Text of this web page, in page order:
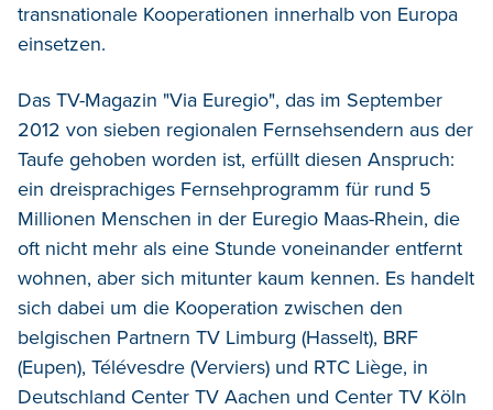
transnationale Kooperationen innerhalb von Europa
einsetzen.
Das TV-Magazin "Via Euregio", das im September
2012 von sieben regionalen Fernsehsendern aus der
Taufe gehoben worden ist, erfüllt diesen Anspruch:
ein dreisprachiges Fernsehprogramm für rund 5
Millionen Menschen in der Euregio Maas-Rhein, die
oft nicht mehr als eine Stunde voneinander entfernt
wohnen, aber sich mitunter kaum kennen. Es handelt
sich dabei um die Kooperation zwischen den
belgischen Partnern TV Limburg (Hasselt), BRF
(Eupen), Télévesdre (Verviers) und RTC Liège, in
Deutschland Center TV Aachen und Center TV Köln